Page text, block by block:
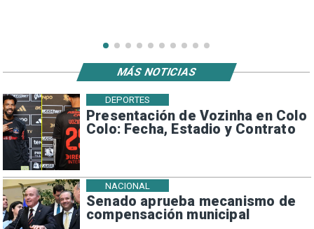
Presentación de Vozinha en Colo
Colo: Fecha, Estadio y Contrato
DEPORTES
Senado aprueba mecanismo de
compensación municipal
NACIONAL
MÁS NOTICIAS